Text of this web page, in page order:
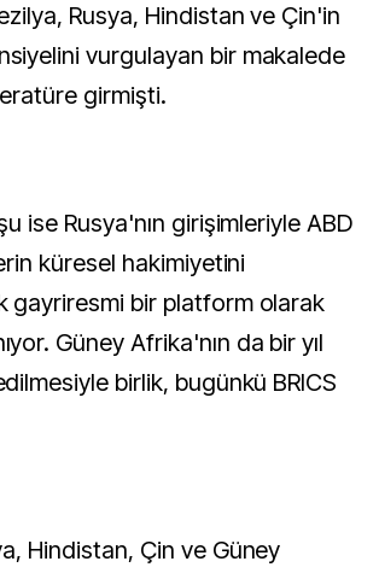
Rusya, Hindistan ve Çin'in
vurgulayan bir makalede
girmişti.
ise Rusya'nın girişimleriyle ABD
küresel hakimiyetini
gayriresmi bir platform olarak
Güney Afrika'nın da bir yıl
birlik, bugünkü BRICS
Hindistan, Çin ve Güney